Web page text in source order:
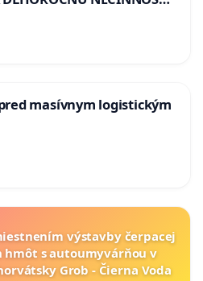
masívnym logistickým
výstavby čerpacej
hmôt s autoumyvárňou v
Grob - Čierna Voda